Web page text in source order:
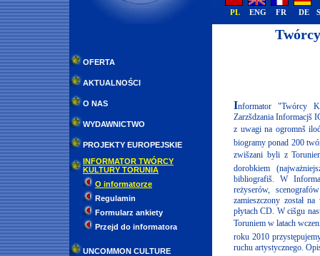
PL ENG FR DE
OFERTA
AKTUALNOŚCI
O NAS
WYDAWNICTWO
PROJEKTY EUROPEJSKIE
INFORMATOR TWÓRCY
KULTURY TORUNIA
O informatorze
Regulamin
Formularz ankiety
Przejd do informatora
UNCOMMON CULTURE
Informator "Twórcy
Zarzšdzania Informacjš
z uwagi na ogromnš
biogramy ponad 200
zwišzani byli z
dorobkiem
bibliografiš. W
reżyserów,
zamieszczony został
płytach CD. W cišgu
Toruniem w latach
roku 2010
ruchu artystycznego.